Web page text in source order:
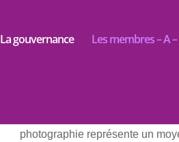
La gouvernance Les membres – A
photographie représente un